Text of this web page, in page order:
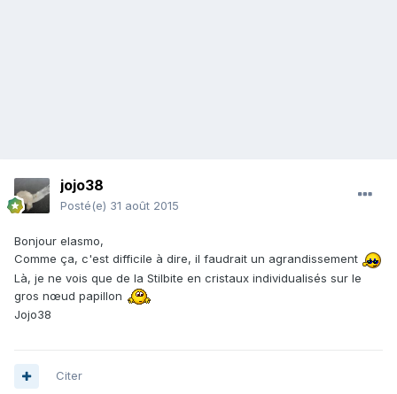
jojo38
Posté(e) 31 août 2015
Bonjour elasmo,
Comme ça, c'est difficile à dire, il faudrait un agrandissement
Là, je ne vois que de la Stilbite en cristaux individualisés sur le
gros nœud papillon
Jojo38
Citer